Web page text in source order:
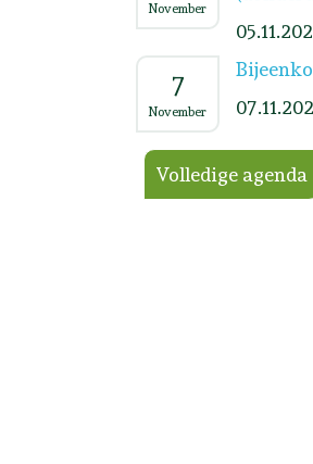
November
7
November
Volledige agenda